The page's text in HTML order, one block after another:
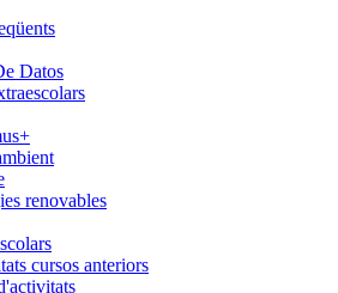
Datos
renovables
cursos anteriors